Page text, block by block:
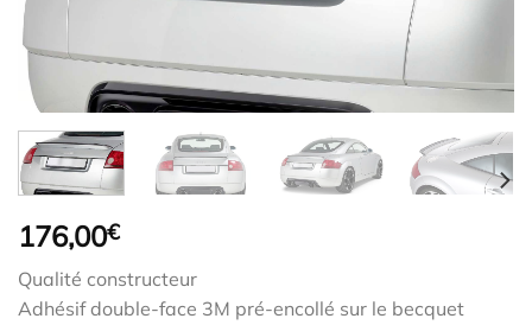
176,00€
Qualité constructeur
Adhésif double-face 3M pré-encollé sur le becquet